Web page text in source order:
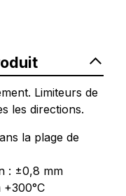
Limiteurs de
les directions.
la plage de
: ±0,8 mm
+300°C